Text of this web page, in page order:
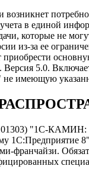
возникнет
в единой
которые не
из-за ее
приобрести
5.0.
не имеющую
"1C-КАМИН:
1С:Предприятие
франчайзи.